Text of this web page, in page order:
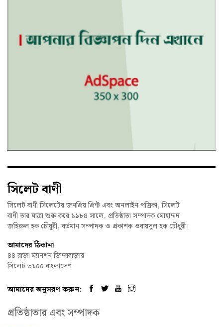
সিলেট বাণী
সিলেট বাণী সিলেটের জনপ্রিয় প্রিন্ট এবং অনলাইন পত্রিকা, সিলেট
বাণী তার যাত্রা শুরু করে ১৯৮৪ সালে, প্রতিষ্ঠাতা সম্পাদক মোহাম্মদ
জহিরুল হক চৌধুরী, বর্তমান সম্পাদক ও প্রকাশক ওবায়দুল হক চৌধুরী।
আমাদের ঠিকানা
৪৪ রাজা ম্যানশন জিন্দাবাজার
সিলেট ৩১০০ বাংলাদেশ
আমাদের অনুসরণ করুন:
প্রতিষ্ঠাতার এবং সম্পাদক